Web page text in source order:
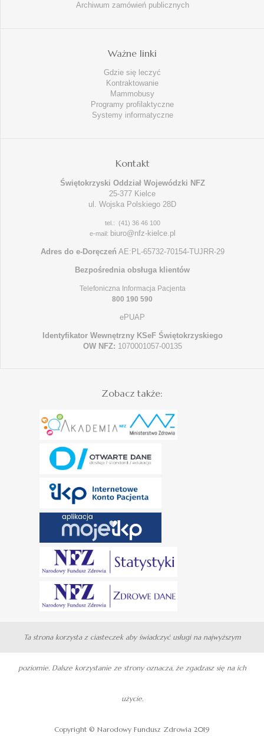
Archiwum zamówień publicznych
Ważne linki
Gdzie się leczyć
Kontraktowanie
Mammobusy
Programy profilaktyczne
Systemy informatyczne
Kontakt
Świętokrzyski Oddział Wojewódzki NFZ
25-377 Kielce
ul. Wojska Polskiego 28D
tel.: (41) 36 46 100
e-mail: biuro@nfz-kielce.pl
Adres do e-Doręczeń AE:PL-65732-70154-TUJRR-29
Bezpośrednia obsługa klientów
Telefoniczna Informacja Pacjenta
800 190 590
ePUAP
Identyfikator Wewnętrzny KSeF Świętokrzyskiego
OW NFZ: 1070001057-00135
Zobacz także:
Ta strona korzysta z ciasteczek aby świadczyć usługi na najwyższym
poziomie. Dalsze korzystanie ze strony oznacza, że zgadzasz się na ich
użycie.
Copyright © Narodowy Fundusz Zdrowia 2019